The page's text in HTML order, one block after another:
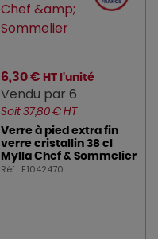
6,30 € HT l'unité
Vendu par 6
Soit 37,80 € HT
Verre à pied extra fin
verre cristallin 38 cl
Mylla Chef & Sommelier
Réf : E1042470